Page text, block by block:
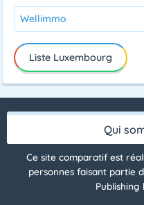
Wellimmo
Liste Luxembourg
Qui
Ce site comparatif est
personnes faisant partie
Publishing